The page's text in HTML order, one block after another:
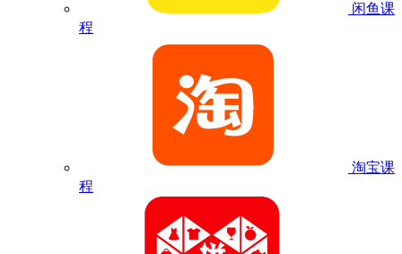
闲鱼课
程
淘宝课
程